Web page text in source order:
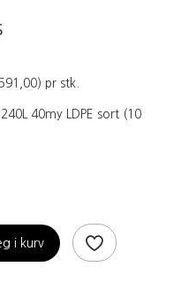
591,00) pr stk.
40my LDPE sort (10
i kurv